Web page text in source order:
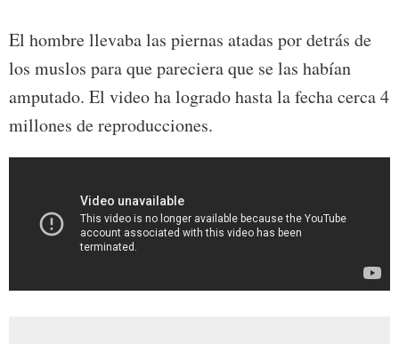
El hombre llevaba las piernas atadas por detrás de
los muslos para que pareciera que se las habían
amputado. El video ha logrado hasta la fecha cerca 4
millones de reproducciones.